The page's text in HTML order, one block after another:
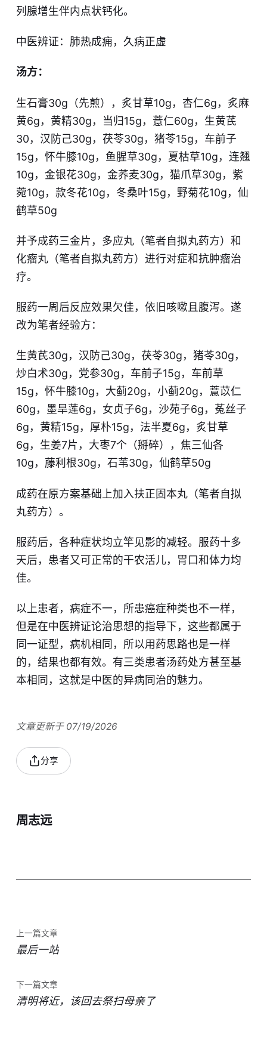
列腺增生伴内点状钙化。
中医辨证：肺热成痈，久病正虚
汤方：
生石膏30g（先煎），炙甘草10g，杏仁6g，炙麻
黄6g，黄精30g，当归15g，薏仁60g，生黄芪
30，汉防己30g，茯苓30g，猪苓15g，车前子
15g，怀牛膝10g，鱼腥草30g，夏枯草10g，连翘
10g，金银花30g，金荞麦30g，猫爪草30g，紫
菀10g，款冬花10g，冬桑叶15g，野菊花10g，仙
鹤草50g
并予成药三金片，多应丸（笔者自拟丸药方）和
化瘤丸（笔者自拟丸药方）进行对症和抗肿瘤治
疗。
服药一周后反应效果欠佳，依旧咳嗽且腹泻。遂
改为笔者经验方：
生黄芪30g，汉防己30g，茯苓30g，猪苓30g，
炒白术30g，党参30g，车前子15g，车前草
15g，怀牛膝10g，大蓟20g，小蓟20g，薏苡仁
60g，墨旱莲6g，女贞子6g，沙苑子6g，菟丝子
6g，黄精15g，厚朴15g，法半夏6g，炙甘草
6g，生姜7片，大枣7个（掰碎），焦三仙各
10g，藤利根30g，石苇30g，仙鹤草50g
成药在原方案基础上加入扶正固本丸（笔者自拟
丸药方）。
服药后，各种症状均立竿见影的减轻。服药十多
天后，患者又可正常的干农活儿，胃口和体力均
佳。
以上患者，病症不一，所患癌症种类也不一样，
但是在中医辨证论治思想的指导下，这些都属于
同一证型，病机相同，所以用药思路也是一样
的，结果也都有效。有三类患者汤药处方甚至基
本相同，这就是中医的异病同治的魅力。
文章更新于 07/19/2026
分享
周志远
上一篇文章
最后一站
下一篇文章
清明将近，该回去祭扫母亲了